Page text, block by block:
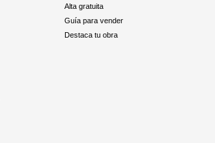
Alta gratuita
Guía para vender
Destaca tu obra